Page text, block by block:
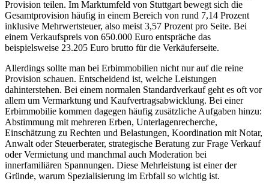
Provision teilen. Im Marktumfeld von Stuttgart bewegt sich die
Gesamtprovision häufig in einem Bereich von rund 7,14 Prozent
inklusive Mehrwertsteuer, also meist 3,57 Prozent pro Seite. Bei
einem Verkaufspreis von 650.000 Euro entspräche das
beispielsweise 23.205 Euro brutto für die Verkäuferseite.
Allerdings sollte man bei Erbimmobilien nicht nur auf die reine
Provision schauen. Entscheidend ist, welche Leistungen
dahinterstehen. Bei einem normalen Standardverkauf geht es oft vor
allem um Vermarktung und Kaufvertragsabwicklung. Bei einer
Erbimmobilie kommen dagegen häufig zusätzliche Aufgaben hinzu:
Abstimmung mit mehreren Erben, Unterlagenrecherche,
Einschätzung zu Rechten und Belastungen, Koordination mit Notar,
Anwalt oder Steuerberater, strategische Beratung zur Frage Verkauf
oder Vermietung und manchmal auch Moderation bei
innerfamiliären Spannungen. Diese Mehrleistung ist einer der
Gründe, warum Spezialisierung im Erbfall so wichtig ist.